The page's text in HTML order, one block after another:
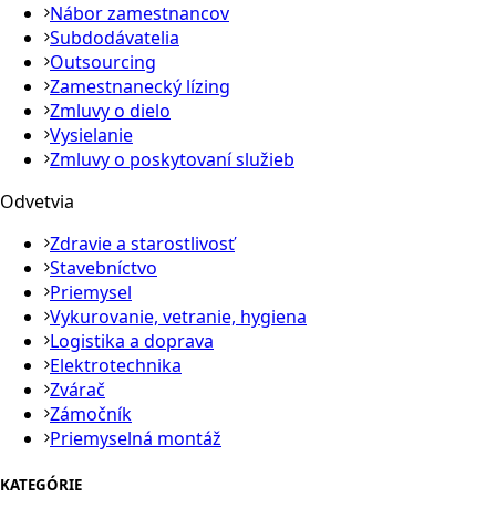
Nábor zamestnancov
Subdodávatelia
Outsourcing
Zamestnanecký lízing
Zmluvy o dielo
Vysielanie
Zmluvy o poskytovaní služieb
Odvetvia
Zdravie a starostlivosť
Stavebníctvo
Priemysel
Vykurovanie, vetranie, hygiena
Logistika a doprava
Elektrotechnika
Zvárač
Zámočník
Priemyselná montáž
KATEGÓRIE